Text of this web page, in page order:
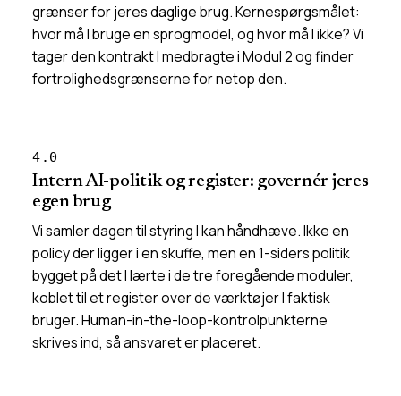
grænser for jeres daglige brug. Kernespørgsmålet:
hvor må I bruge en sprogmodel, og hvor må I ikke? Vi
tager den kontrakt I medbragte i Modul 2 og finder
fortrolighedsgrænserne for netop den.
4.0
Intern AI-politik og register: governér jeres
egen brug
Vi samler dagen til styring I kan håndhæve. Ikke en
policy der ligger i en skuffe, men en 1-siders politik
bygget på det I lærte i de tre foregående moduler,
koblet til et register over de værktøjer I faktisk
bruger. Human-in-the-loop-kontrolpunkterne
skrives ind, så ansvaret er placeret.